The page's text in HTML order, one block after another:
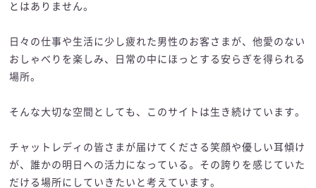
とはありません。
日々の仕事や生活に少し疲れた男性のお客さまが、他愛のない
おしゃべりを楽しみ、日常の中にほっとする安らぎを得られる
場所。
そんな大切な空間としても、このサイトは生き続けています。
チャットレディの皆さまが届けてくださる笑顔や優しい耳傾け
が、誰かの明日への活力になっている。その誇りを感じていた
だける場所にしていきたいと考えています。